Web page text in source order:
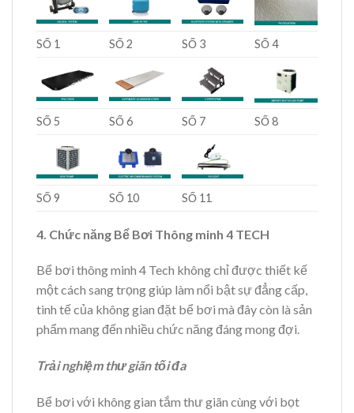
SỐ 1 SỐ 2 SỐ 3 SỐ 4
SỐ 5 SỐ 6 SỐ 7 SỐ 8
SỐ 9 SỐ 10 SỐ 11
4. Chức năng Bể Bơi Thông minh 4 TECH
Bể bơi thông minh 4 Tech không chỉ được thiết kế
một cách sang trọng giúp làm nổi bật sự đẳng cấp,
tinh tế của không gian đặt bể bơi mà đây còn là sản
phẩm mang đến nhiều chức năng đáng mong đợi.
Trải nghiệm thư giãn tối đa
Bể bơi với không gian tắm thư giãn cùng với bọt